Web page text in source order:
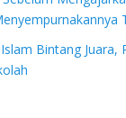
Bintang Juara,